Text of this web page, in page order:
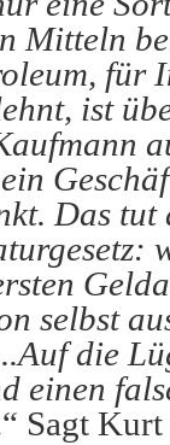
Mitteln
für
ist
Das
selbst
die
einen
Sagt